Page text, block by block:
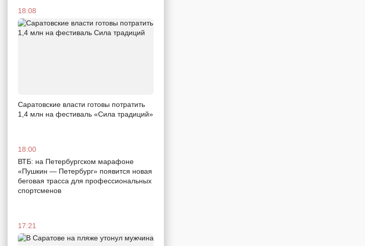
18:08
Саратовские власти готовы потратить
1,4 млн на фестиваль «Сила традиций»
18:00
ВТБ: на Петербургском марафоне
«Пушкин — Петербург» появится новая
беговая трасса для профессиональных
спортсменов
17:21